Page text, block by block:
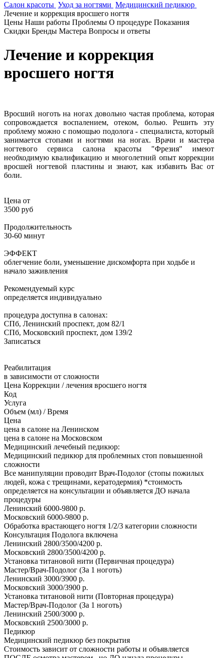
Салон красоты Уход за ногтями Медицинский педикюр
Лечение и коррекция вросшего ногтя
Цены Наши работы Проблемы О процедуре Показания
Скидки Бренды Мастера Вопросы и ответы
Лечение и коррекция
вросшего ногтя
Вросший ноготь на ногах довольно частая проблема, которая
сопровождается воспалением, отеком, болью. Решить эту
проблему можно с помощью подолога - специалиста, который
занимается стопами и ногтями на ногах. Врачи и мастера
ногтевого сервиса салона красоты "Фрезия" имеют
необходимую квалификацию и многолетний опыт коррекции
вросшей ногтевой пластины и знают, как избавить Вас от
боли.
Цена от
3500 руб
Продолжительность
30-60 минут
ЭФФЕКТ
облегчение боли, уменьшение дискомфорта при ходьбе и
начало заживления
Рекомендуемый курс
определяется индивидуально
процедура доступна в салонах:
СПб, Ленинский проспект, дом 82/1
СПб, Московский проспект, дом 139/2
Записаться
Реабилитация
в зависимости от сложности
Цена Коррекции / лечения вросшего ногтя
Код
Услуга
Объем (мл) / Время
Цена
цена в салоне на Ленинском
цена в салоне на Московском
Медицинский лечебный педикюр:
Медицинский педикюр для проблемных стоп повышенной
сложности
Все манипуляции проводит Врач-Подолог (стопы пожилых
людей, кожа с трещинами, кератодермия) *стоимость
определяется на консультации и объявляется ДО начала
процедуры
Ленинский 6000-9800 р.
Московский 6000-9800 р.
Обработка врастающего ногтя 1/2/3 категории сложности
Консультация Подолога включена
Ленинский 2800/3500/4200 р.
Московский 2800/3500/4200 р.
Установка титановой нити (Первичная процедура)
Мастер/Врач-Подолог (За 1 ноготь)
Ленинский 3000/3900 р.
Московский 3000/3900 р.
Установка титановой нити (Повторная процедура)
Мастер/Врач-Подолог (За 1 ноготь)
Ленинский 2500/3000 р.
Московский 2500/3000 р.
Педикюр
Медицинский педикюр без покрытия
Стоимость зависит от сложности работы и объявляется